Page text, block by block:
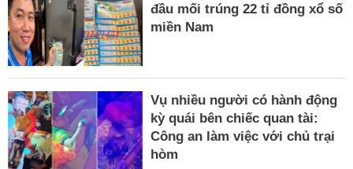
đầu mối trúng 22 tỉ đồng xổ số
miền Nam
Vụ nhiều người có hành động
kỳ quái bên chiếc quan tài:
Công an làm việc với chủ trại
hòm